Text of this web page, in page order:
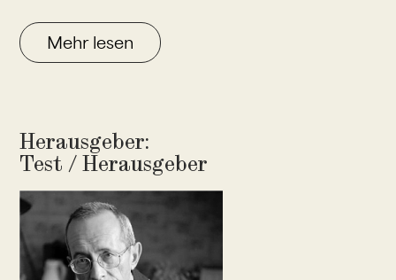
Mehr lesen
Herausgeber:
Test / Herausgeber